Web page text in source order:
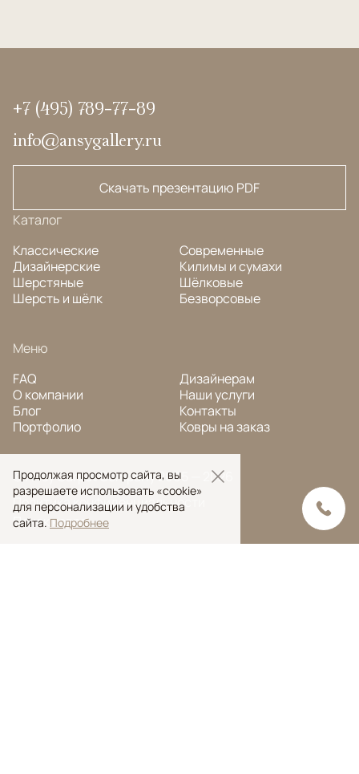
+7 (495) 789-77-89
info@ansygallery.ru
Скачать презентацию PDF
Каталог
Классические
Дизайнерские
Шерстяные
Шерсть и шёлк
Современные
Килимы и сумахи
Шёлковые
Безворсовые
Меню
FAQ
О компании
Блог
Портфолио
Дизайнерам
Наши услуги
Контакты
Ковры на заказ
© Ansy Carpet Company 2005 — 2026
Политика конфиденциальности
Поиск ковра
Продолжая просмотр сайта, вы
разрешаете использовать «cookie»
для персонализации и удобства
сайта. Подробнее